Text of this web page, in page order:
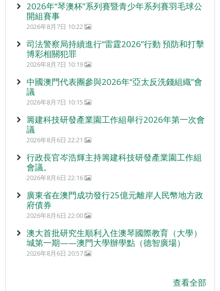
2026年“琴澳杯”系列賽暨青少年系列賽羽毛球公
開組賽事
2026年8月7日 10:22
司法警察局持續進行“雷霆2026”行動 預防和打擊
博彩相關犯罪
2026年8月7日 10:19
中國澳門代表團參與2026年“亞太反洗錢組織”會
議
2026年8月7日 10:15
籌建科技研發產業園工作組舉行2026年第一次會
議
2026年8月6日 22:21
行政長官岑浩輝主持籌建科技研發產業園工作組
會議。
2026年8月6日 22:16
廣東省在澳門成功發行25億元離岸人民幣地方政
府債券
2026年8月6日 22:00
澳大首批研究生順利入住澳琴國際教育（大學）
城第一期——澳門大學辦學點（德智廣場）
2026年8月6日 20:57
查看全部